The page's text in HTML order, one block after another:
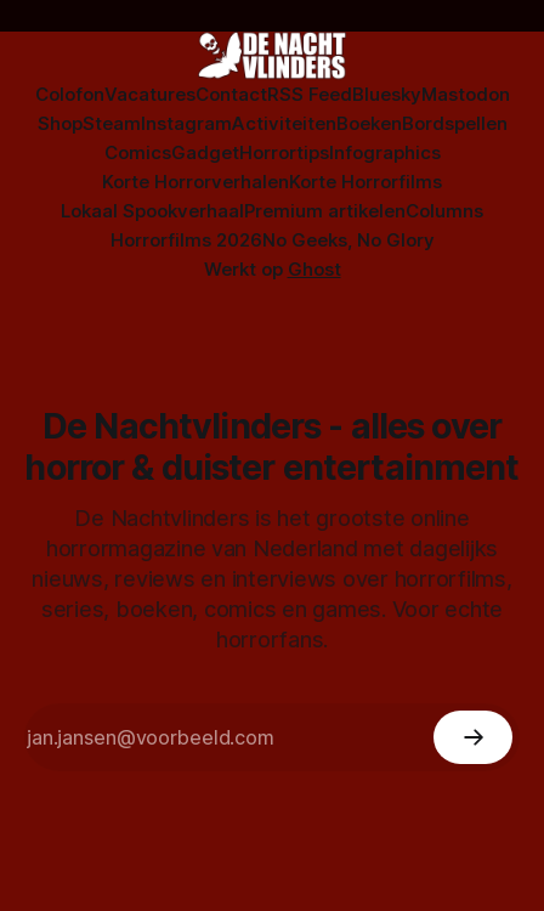
ColofonVacaturesContactRSS FeedBlueskyMastodon
ShopSteamInstagramActiviteitenBoekenBordspellen
ComicsGadgetHorrortipsInfographics
Korte HorrorverhalenKorte Horrorfilms
Lokaal SpookverhaalPremium artikelenColumns
Horrorfilms 2026No Geeks, No Glory
Werkt op Ghost
De Nachtvlinders - alles over
horror & duister entertainment
De Nachtvlinders is het grootste online
horrormagazine van Nederland met dagelijks
nieuws, reviews en interviews over horrorfilms,
series, boeken, comics en games. Voor echte
horrorfans.